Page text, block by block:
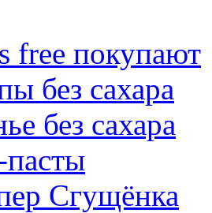
free покупают
без сахара
без сахара
Сгущёнка